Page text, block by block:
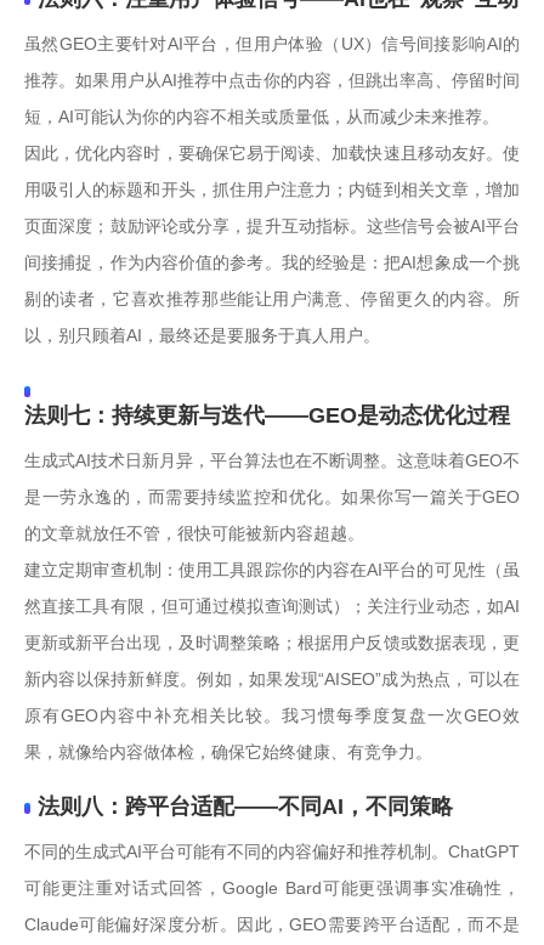
虽然GEO主要针对AI平台，但用户体验（UX）信号间接影响AI的
推荐。如果用户从AI推荐中点击你的内容，但跳出率高、停留时间
短，AI可能认为你的内容不相关或质量低，从而减少未来推荐。
因此，优化内容时，要确保它易于阅读、加载快速且移动友好。使
用吸引人的标题和开头，抓住用户注意力；内链到相关文章，增加
页面深度；鼓励评论或分享，提升互动指标。这些信号会被AI平台
间接捕捉，作为内容价值的参考。我的经验是：把AI想象成一个挑
剔的读者，它喜欢推荐那些能让用户满意、停留更久的内容。所
以，别只顾着AI，最终还是要服务于真人用户。
法则七：持续更新与迭代——GEO是动态优化过程
生成式AI技术日新月异，平台算法也在不断调整。这意味着GEO不
是一劳永逸的，而需要持续监控和优化。如果你写一篇关于GEO
的文章就放任不管，很快可能被新内容超越。
建立定期审查机制：使用工具跟踪你的内容在AI平台的可见性（虽
然直接工具有限，但可通过模拟查询测试）；关注行业动态，如AI
更新或新平台出现，及时调整策略；根据用户反馈或数据表现，更
新内容以保持新鲜度。例如，如果发现“AISEO”成为热点，可以在
原有GEO内容中补充相关比较。我习惯每季度复盘一次GEO效
果，就像给内容做体检，确保它始终健康、有竞争力。
法则八：跨平台适配——不同AI，不同策略
不同的生成式AI平台可能有不同的内容偏好和推荐机制。ChatGPT
可能更注重对话式回答，Google Bard可能更强调事实准确性，
Claude可能偏好深度分析。因此，GEO需要跨平台适配，而不是